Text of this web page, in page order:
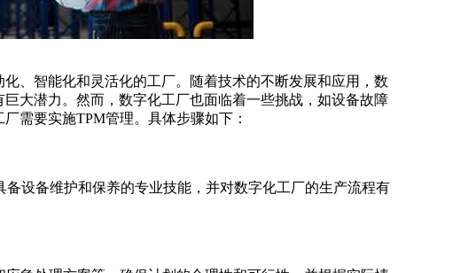
、智能化和灵活化的工厂。随着技术的不断发展和应用，数
大潜力。然而，数字化工厂也面临着一些挑战，如设备故障
需要实施TPM管理。具体步骤如下：
设备维护和保养的专业技能，并对数字化工厂的生产流程有